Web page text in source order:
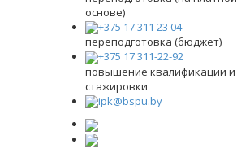
основе)
+375 17 311 23 04
переподготовка (бюджет)
+375 17 311-22-92
повышение квалификации и
стажировки
ipk@bspu.by